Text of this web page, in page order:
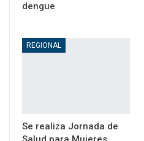
dengue
REGIONAL
Se realiza Jornada de